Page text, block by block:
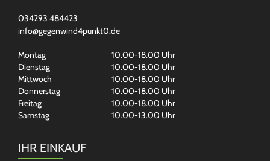
034293 484423
info@gegenwind4punkt0.de
Montag
10.00-18.00 Uhr
Dienstag
10.00-18.00 Uhr
Mittwoch
10.00-18.00 Uhr
Donnerstag
10.00-18.00 Uhr
Freitag
10.00-18.00 Uhr
Samstag
10.00-13.00 Uhr
IHR EINKAUF